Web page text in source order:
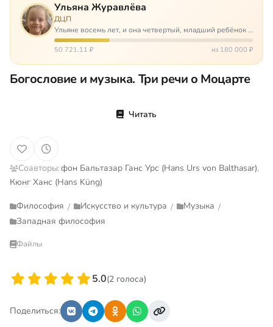
Ульяна Журавлёва
ДЦП
Ульяне восемь лет, и она четвертый, младший ребёнок в
многодетной семье. И с самого рождения Ульяну лечат.
Несколько операций, ежедневные процедуры,
50 721,11 ₽ из 180 000 ₽
Богословие и музыка. Три речи о Моцарте
Читать
Соавторы:фон Бальтазар Ганс Урс (Hans Urs von Balthasar),
Кюнг Ханс (Hans Küng)
Философия / Искусство и культура / Музыка /
Западная философия
Файлы
5.0(2 голоса)
Поделиться: